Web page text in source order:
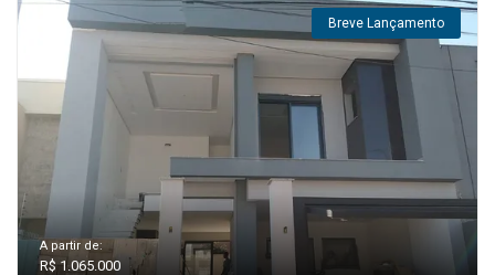
Breve Lançamento
A partir de:
R$ 1.065.000